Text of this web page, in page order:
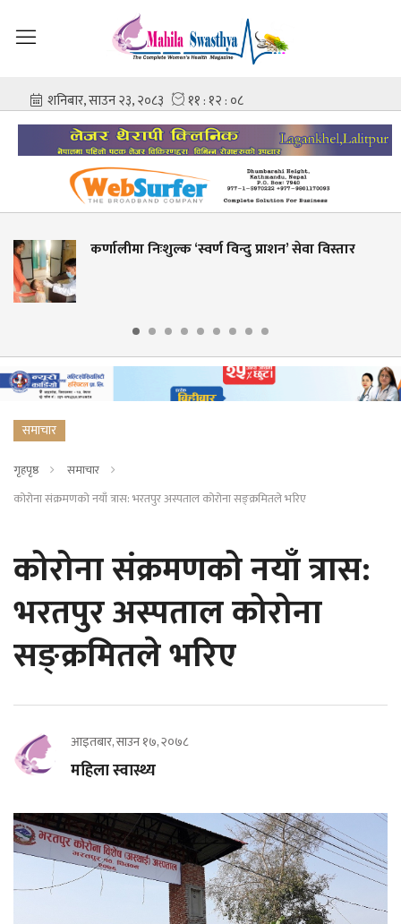
विन्दु प्राशन’ सेवा विस्तार
शहीद गंगालाल
समाचार
गृहपृष्ठ
समाचार
कोरोना संक्रमणको नयाँ त्रास: भरतपुर अस्पताल कोरोना सङ्क्रमितले भरिए
कोरोना संक्रमणको नयाँ त्रास:
भरतपुर अस्पताल कोरोना
सङ्क्रमितले भरिए
आइतबार, साउन १७, २०७८
महिला स्वास्थ्य